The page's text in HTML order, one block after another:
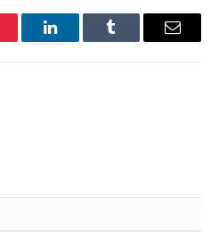
LinkedInTumblr Имэйл